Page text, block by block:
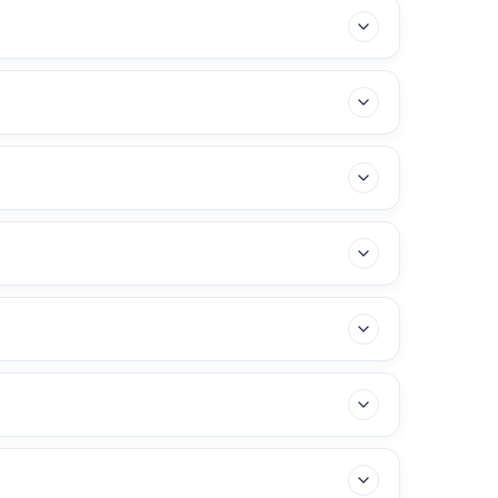
(libre d'occupant) ne contrevient pas
de mettre le bien sur le marché, par exemple
6 mois pour une maison individuelle) pour
de bail (jusqu'à 4 ans pour une habitation),
Si les locataires sont mariés, un exemplaire
toutefois annoncer ces visites à l'avance et